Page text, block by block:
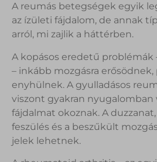
A reumás betegségek egyik
az ízületi fájdalom, de annak
arról, mi zajlik a háttérben.
A kopásos eredetű problémák
– inkább mozgásra erősödnek,
enyhülnek. A gyulladásos
viszont gyakran nyugalomban
fájdalmat okoznak. A
feszülés és a beszűkült
jelek lehetnek.